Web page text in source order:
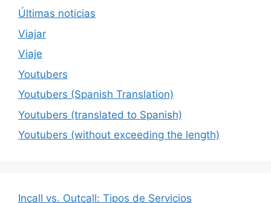
Últimas noticias
Viajar
Viaje
Youtubers
Youtubers (Spanish Translation)
Youtubers (translated to Spanish)
Youtubers (without exceeding the length)
Incall vs. Outcall: Tipos de Servicios